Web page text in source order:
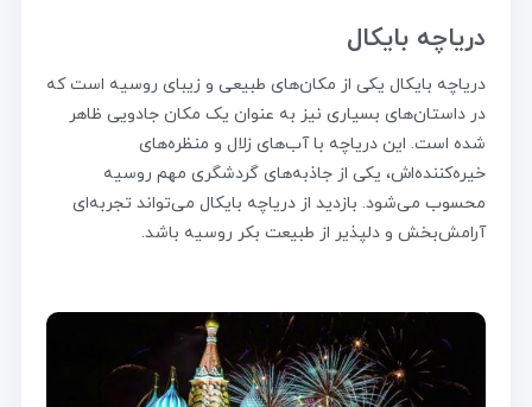
دریاچه بایکال
دریاچه بایکال یکی از مکان‌های طبیعی و زیبای روسیه است که
در داستان‌های بسیاری نیز به عنوان یک مکان جادویی ظاهر
شده است. این دریاچه با آب‌های زلال و منظره‌های
خیره‌کننده‌اش، یکی از جاذبه‌های گردشگری مهم روسیه
محسوب می‌شود. بازدید از دریاچه بایکال می‌تواند تجربه‌ای
آرامش‌بخش و دلپذیر از طبیعت بکر روسیه باشد.